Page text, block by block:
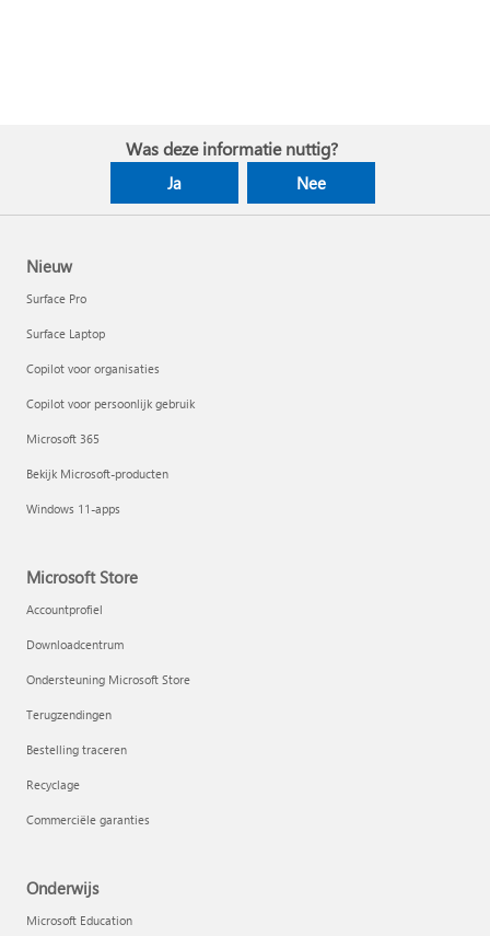
Was deze informatie nuttig?
Ja Nee
Nieuw
Surface Pro
Surface Laptop
Copilot voor organisaties
Copilot voor persoonlijk gebruik
Microsoft 365
Bekijk Microsoft-producten
Windows 11-apps
Microsoft Store
Accountprofiel
Downloadcentrum
Ondersteuning Microsoft Store
Terugzendingen
Bestelling traceren
Recyclage
Commerciële garanties
Onderwijs
Microsoft Education